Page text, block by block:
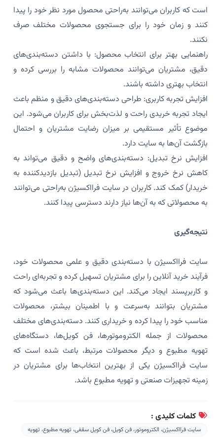
است که کاربران می‌توانند به‌راحتی محصول مورد نظر خود را پیدا
کنند و زمان خود را برای جستجوی محصولات مختلف صرف
نکنند.
راهنمایی بهتر برای انتخاب محصول: با داشتن دسته‌بندی‌های
دقیق، مشتریان می‌توانند محصولات مشابه را بررسی کرده و
انتخاب بهتری داشته باشند.
افزایش تجربه کاربری: طراحی دسته‌بندی‌های دقیق و منظم باعث
ایجاد تجربه خریدی راحت و لذت‌بخش برای کاربران می‌شود. این
موضوع تأثیر مستقیمی بر میزان رضایت مشتریان و احتمال
بازگشت آن‌ها به سایت دارد.
افزایش نرخ تبدیل: دسته‌بندی‌های واضح و دقیق می‌تواند به
کاهش نرخ خروج و افزایش نرخ تبدیل (تبدیل بازدیدکننده به
خریدار) کمک کند. کاربران در سایت فرااکسیژن به‌راحتی می‌توانند
به محصولاتی که به آن‌ها نیاز دارند دسترسی پیدا کنند.
نتیجه‌گیری
سایت فرااکسیژن با دسته‌بندی دقیق و علمی محصولات خود،
فرآیند خرید آنلاین را برای مشتریان تسهیل کرده و تجربه‌ای راحت
و کاربرپسند ایجاد می‌کند. این دسته‌بندی‌ها باعث می‌شود که
مشتریان بتوانند به‌سرعت و با اطمینان بیشتر، محصولات
مناسب خود را پیدا کرده و خریداری کنند. دسته‌بندی‌های مختلف
محصولات از جمله الکتروموتورها، فن کویل‌ها، دستگاه‌های
تهویه مطبوع و دیگر محصولات مرتبط، باعث شده است که
سایت فرااکسیژن یکی از بهترین انتخاب‌ها برای مشتریان در
زمینه تجهیزات صنعتی و تهویه مطبوع باشد.
کلمات کلیدی :
سایت فرااکسیژن، الکتروموتور، فن کویل، فن کویل سقفی، تهویه مطبوع، تهویه